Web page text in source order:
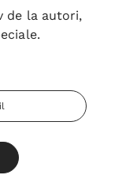
de la autori,